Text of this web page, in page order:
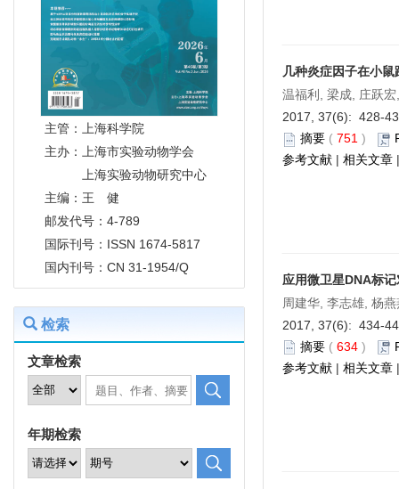
主管：上海科学院
主办：上海市实验动物学会
上海实验动物研究中心
主编：王 健
邮发代号：4-789
国际刊号：ISSN 1674-5817
国内刊号：CN 31-1954/Q
检索
文章检索
年期检索
几种炎症因子在小
温福利, 梁成, 庄跃
2017, 37(6): 428-
摘要 ( 751 )
参考文献 | 相关文章
应用微卫星DNA标
周建华, 李志雄, 杨
2017, 37(6): 434-
摘要 ( 634 )
参考文献 | 相关文章